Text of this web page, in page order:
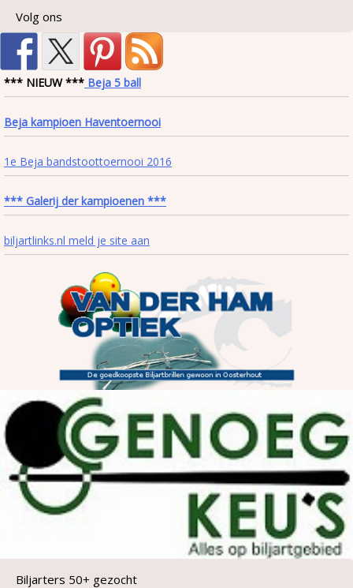
Volg ons
*** NIEUW *** Beja 5 ball
Beja kampioen Haventoernooi
1e Beja bandstoottoernooi 2016
*** Galerij der kampioenen ***
biljartlinks.nl meld je site aan
Biljarters 50+ gezocht